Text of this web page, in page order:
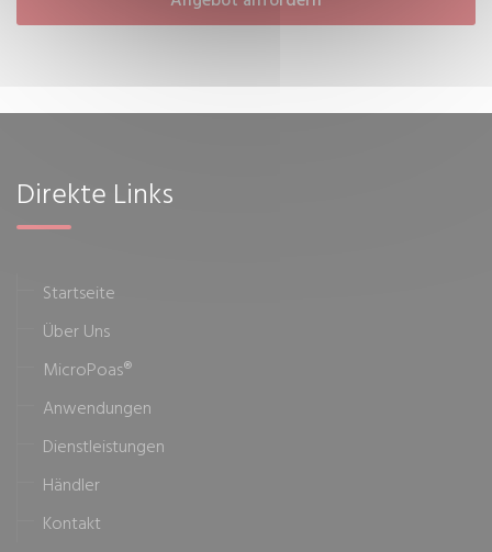
Direkte Links
Startseite
Über Uns
MicroPoas®
Anwendungen
Dienstleistungen
Händler
Kontakt